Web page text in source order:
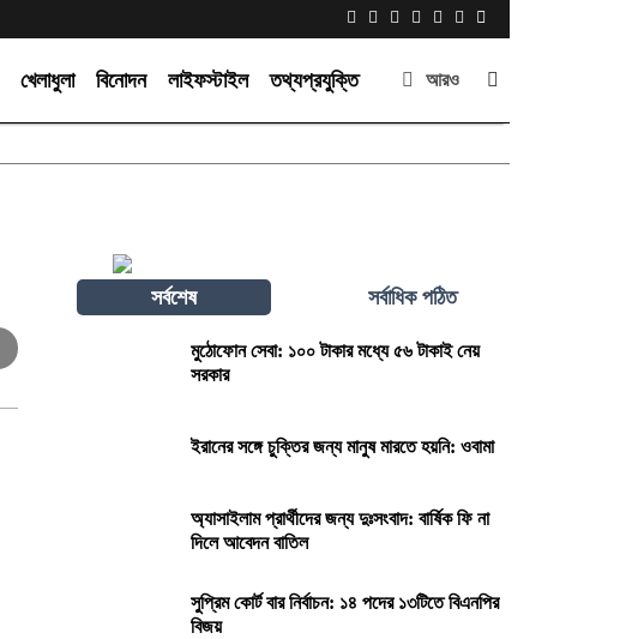
খেলাধুলা বিনোদন লাইফস্টাইল তথ্যপ্রযুক্তি আরও
সর্বশেষ সর্বাধিক পঠিত
মুঠোফোন সেবা: ১০০ টাকার মধ্যে ৫৬ টাকাই নেয়
সরকার
ইরানের সঙ্গে চুক্তির জন্য মানুষ মারতে হয়নি: ওবামা
অ্যাসাইলাম প্রার্থীদের জন্য দুঃসংবাদ: বার্ষিক ফি না
দিলে আবেদন বাতিল
সুপ্রিম কোর্ট বার নির্বাচন: ১৪ পদের ১৩টিতে বিএনপির
বিজয়